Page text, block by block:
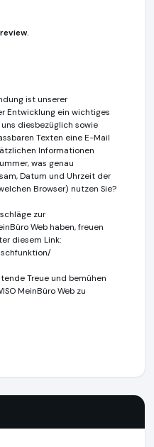
ist unserer
Entwicklung ein wichtiges
diesbezüglich sowie
Texten eine E-Mail
Informationen
was genau
Datum und Uhrzeit der
Browser) nutzen Sie?
zur
Web haben, freuen
diesem Link:
Treue und bemühen
MeinBüro Web zu